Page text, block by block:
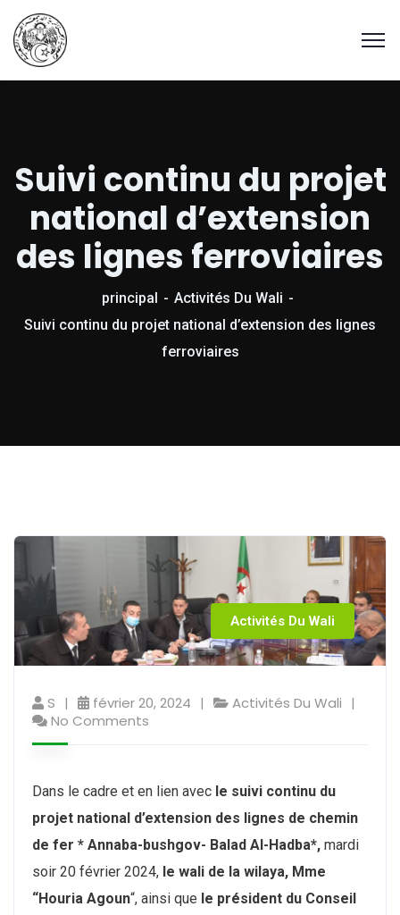
Suivi continu du projet
national d’extension
des lignes ferroviaires
principal
Activités Du Wali
Suivi continu du projet national d’extension des lignes
ferroviaires
Activités Du Wali
S février 20, 2024
Activités Du Wali
No Comments
Dans le cadre et en lien avec le suivi continu du
projet national d’extension des lignes de chemin
de fer * Annaba-bushgov- Balad Al-Hadba*, mardi
soir 20 février 2024, le wali de la wilaya, Mme
“Houria Agoun“, ainsi que le président du Conseil